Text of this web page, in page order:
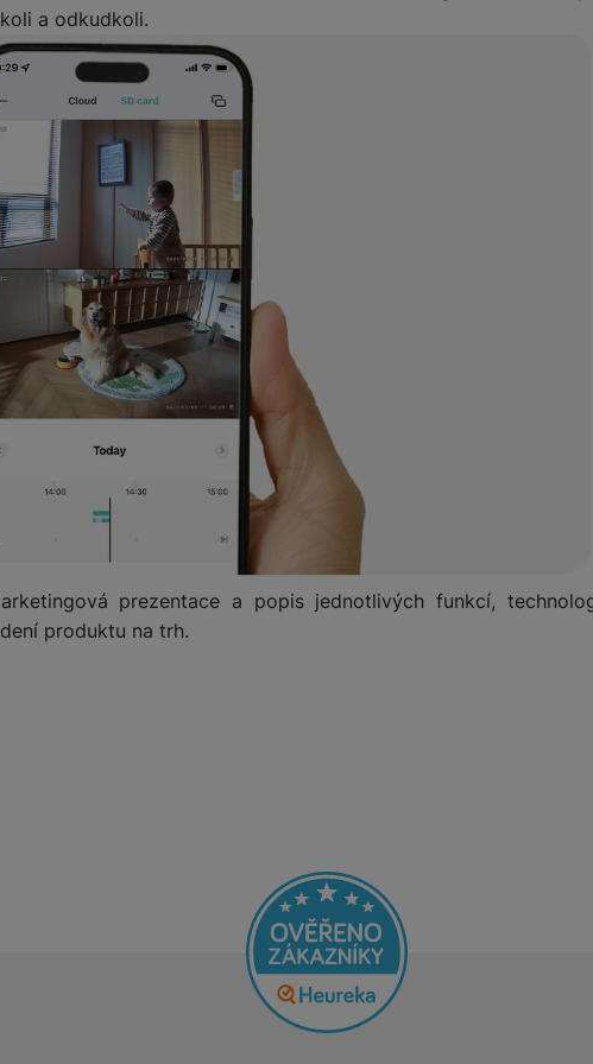
používáme my nebo naši partneři, abychom vám mohli zobrazit vhodné
tak na stránkách třetích stran.
a odkudkoli.
prezentace a popis jednotlivých funkcí,
produktu na trh.